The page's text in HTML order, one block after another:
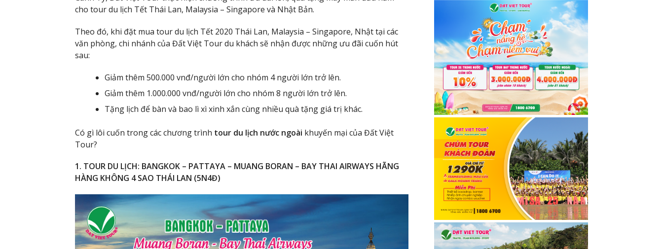
cho tour du lịch Tết Thái Lan, Malaysia – Singapore và Nhật Bản.
Theo đó, khi đặt mua tour du lịch Tết 2020 Thái Lan, Malaysia – Singapore, Nhật tại các
văn phòng, chi nhánh của Đất Việt Tour du khách sẽ nhận được những ưu đãi cuốn hút
sau:
Giảm thêm 500.000 vnđ/người lớn cho nhóm 4 người lớn trở lên.
Giảm thêm 1.000.000 vnđ/người lớn cho nhóm 8 người lớn trở lên.
Tặng lịch để bàn và bao lì xì xinh xắn cùng nhiều quà tặng giá trị khác.
Có gì lôi cuốn trong các chương trình tour du lịch nước ngoài khuyến mại của Đất Việt
Tour?
1. TOUR DU LỊCH: BANGKOK – PATTAYA – MUANG BORAN – BAY THAI AIRWAYS HÃNG
HÀNG KHÔNG 4 SAO THÁI LAN (5N4Đ)